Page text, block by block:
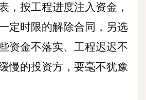
，按工程进度注入资金，
定时限的解除合同，另选
资金不落实、工程迟迟不
慢的投资方，要毫不犹豫